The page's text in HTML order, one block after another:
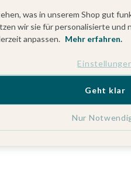
was in unserem Shop gut
wir sie für personalisierte
anpassen. Mehr erfahren.
Nur
Geht klar